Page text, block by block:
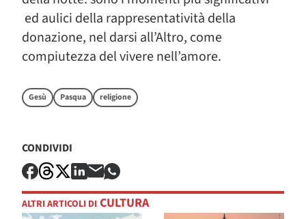
ed aulici della rappresentatività della
donazione, nel darsi all’Altro, come
compiutezza del vivere nell’amore.
Gesù Pasqua religione
CONDIVIDI
ALTRI ARTICOLI DI CULTURA